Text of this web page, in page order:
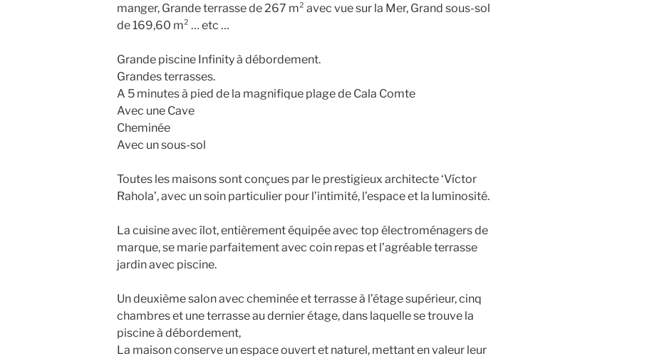
manger, Grande terrasse de 267 m² avec vue sur la Mer, Grand sous-sol
de 169,60 m² … etc …
Grande piscine Infinity à débordement.
Grandes terrasses.
A 5 minutes à pied de la magnifique plage de Cala Comte
Avec une Cave
Cheminée
Avec un sous-sol
Toutes les maisons sont conçues par le prestigieux architecte ‘Víctor
Rahola’, avec un soin particulier pour l’intimité, l’espace et la luminosité.
La cuisine avec îlot, entièrement équipée avec top électroménagers de
marque, se marie parfaitement avec coin repas et l’agréable terrasse
jardin avec piscine.
Un deuxième salon avec cheminée et terrasse à l’étage supérieur, cinq
chambres et une terrasse au dernier étage, dans laquelle se trouve la
piscine à débordement,
La maison conserve un espace ouvert et naturel, mettant en valeur leur